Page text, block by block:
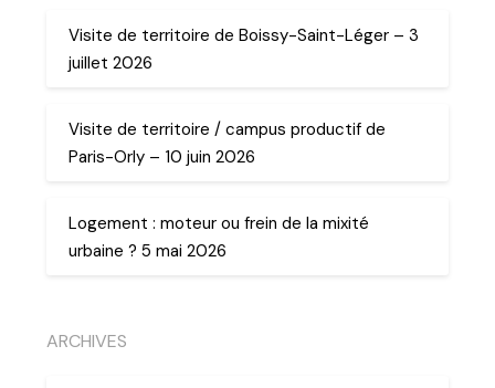
Visite de territoire de Boissy-Saint-Léger – 3
juillet 2026
Visite de territoire / campus productif de
Paris-Orly – 10 juin 2026
Logement : moteur ou frein de la mixité
urbaine ? 5 mai 2026
ARCHIVES